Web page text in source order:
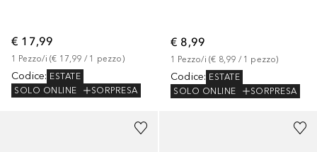
€ 17,99
1 Pezzo/i (€ 17,99 / 1 pezzo)
Codice: ESTATE
SOLO ONLINE
SORPRESA
€ 8,99
1 Pezzo/i (€ 8,99 / 1 pezzo)
Codice: ESTATE
SOLO ONLINE
SORPRESA